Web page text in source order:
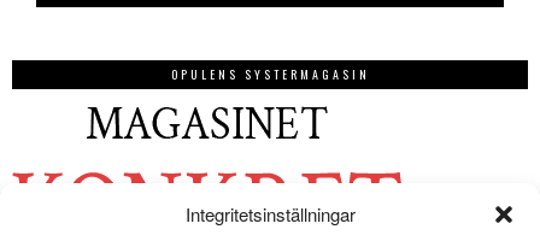
Integritetsinställningar
OPULENS SYSTERMAGASIN